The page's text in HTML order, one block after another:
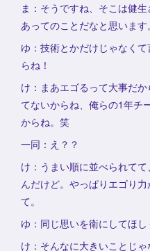
ま：そうですね、そこは健
あってのことだなと思います。
ゆ：技術とかだけじゃなく
らね！
け：まあエゴるって大事だ
てないからね、俺らの1年チ
からね。笑
一同：え？？
け：うまい順に並べられて
んだけど。やっぱりエゴり
て。
ゆ：同じ思いを衛にしてほ
け：そんなに大きいことじ